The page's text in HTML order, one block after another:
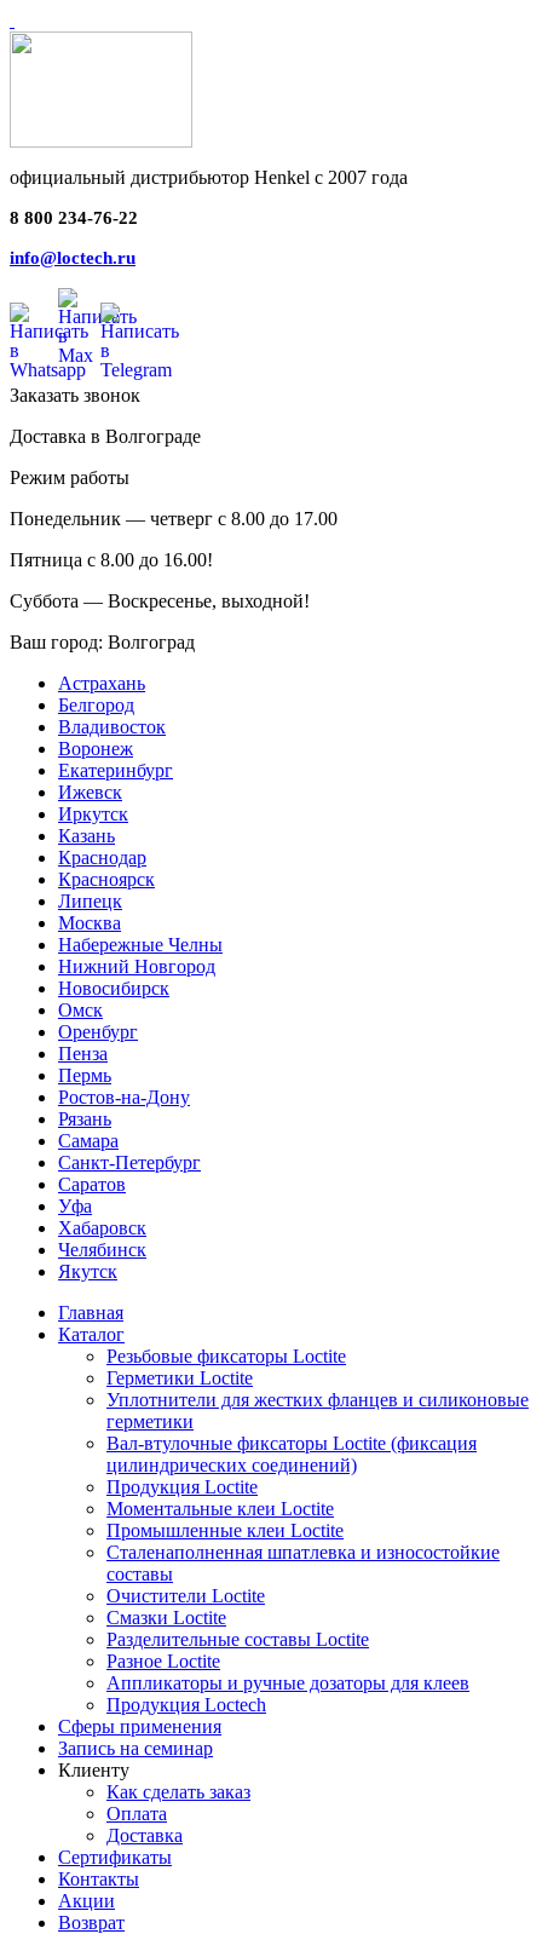
официальный дистрибьютор Henkel с 2007 года
8 800 234-76-22
info@loctech.ru
Заказать звонок
Доставка в Волгограде
Режим работы
Понедельник — четверг с 8.00 до 17.00
Пятница с 8.00 до 16.00!
Суббота — Воскресенье, выходной!
Ваш город: Волгоград
Астрахань
Белгород
Владивосток
Воронеж
Екатеринбург
Ижевск
Иркутск
Казань
Краснодар
Красноярск
Липецк
Москва
Набережные Челны
Нижний Новгород
Новосибирск
Омск
Оренбург
Пенза
Пермь
Ростов-на-Дону
Рязань
Самара
Санкт-Петербург
Саратов
Уфа
Хабаровск
Челябинск
Якутск
Главная
Каталог
Резьбовые фиксаторы Loctite
Герметики Loctite
Уплотнители для жестких фланцев и силиконовые
герметики
Вал-втулочные фиксаторы Loctite (фиксация
цилиндрических соединений)
Продукция Loctite
Моментальные клеи Loctite
Промышленные клеи Loctite
Сталенаполненная шпатлевка и износостойкие
составы
Очистители Loctite
Смазки Loctite
Разделительные составы Loctite
Разное Loctite
Аппликаторы и ручные дозаторы для клеев
Продукция Loctech
Сферы применения
Запись на семинар
Клиенту
Как сделать заказ
Оплата
Доставка
Сертификаты
Контакты
Акции
Возврат